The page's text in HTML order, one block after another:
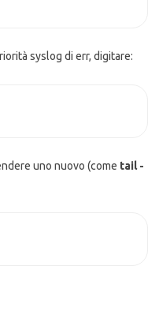
syslog di err, digitare:
uno nuovo (come tail -